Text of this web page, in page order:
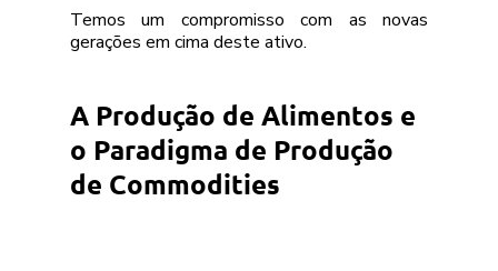
Temos um compromisso com as novas
gerações em cima deste ativo.
A Produção de Alimentos e
o Paradigma de Produção
de Commodities